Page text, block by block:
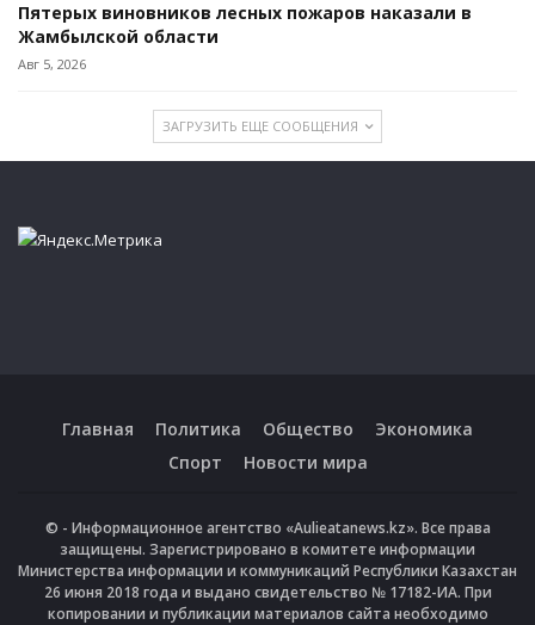
Пятерых виновников лесных пожаров наказали в
Жамбылской области
Авг 5, 2026
ЗАГРУЗИТЬ ЕЩЕ СООБЩЕНИЯ
Главная Политика Общество
Экономика
Спорт
Новости мира
© - Информационное агентство «Aulieatanews.kz». Все права
защищены. Зарегистрировано в комитете информации
Министерства информации и коммуникаций Республики Казахстан
26 июня 2018 года и выдано свидетельство № 17182-ИА. При
копировании и публикации материалов сайта необходимо